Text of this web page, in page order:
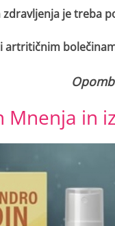
je treba
artritičnim
Mnenja in